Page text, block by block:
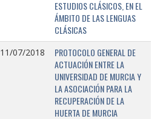
ESTUDIOS CLÁSICOS, EN EL
ÁMBITO DE LAS LENGUAS
CLÁSICAS
11/07/2018
PROTOCOLO GENERAL DE
ACTUACIÓN ENTRE LA
UNIVERSIDAD DE MURCIA Y
LA ASOCIACIÓN PARA LA
RECUPERACIÓN DE LA
HUERTA DE MURCIA